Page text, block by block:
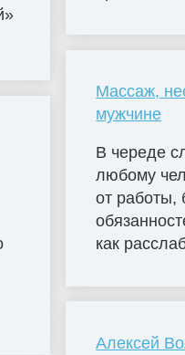
Массаж,
мужчине
В череде
любому
от работы,
как
Алексей